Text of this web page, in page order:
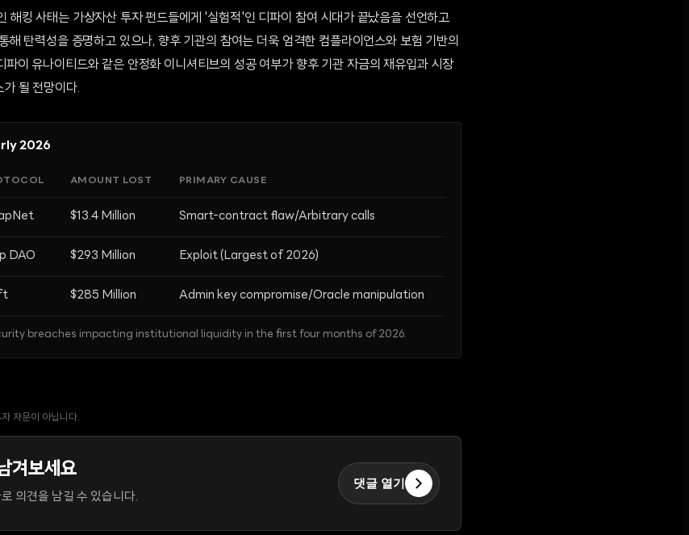
해킹 사태는 가상자산 투자 펀드들에게 '실험적'인 디파이 참여 시대가 끝났음을 선언하고
해 탄력성을 증명하고 있으나, 향후 기관의 참여는 더욱 엄격한 컴플라이언스와 보험 기반의
파이 유나이티드와 같은 안정화 이니셔티브의 성공 여부가 향후 기관 자금의 재유입과 시장
될 전망이다.
2026
AMOUNT LOST PRIMARY CAUSE
$13.4 Million Smart-contract flaw/Arbitrary calls
DAO $293 Million Exploit (Largest of 2026)
$285 Million Admin key compromise/Oracle manipulation
breaches impacting institutional liquidity in the first four months of 2026.
자문이 아닙니다.
겨보세요
의견을 남길 수 있습니다.
댓글 열기